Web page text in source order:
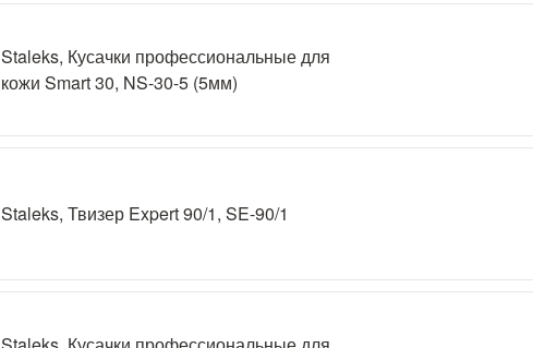
Staleks, Кусачки профессиональные для
кожи Smart 30, NS-30-5 (5мм)
Staleks, Твизер Expert 90/1, SE-90/1